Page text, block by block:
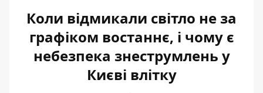
Коли відмикали світло не за
графіком востаннє, і чому є
небезпека знеструмлень у
Києві влітку